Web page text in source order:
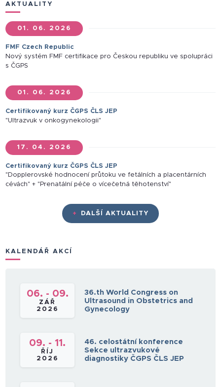
AKTUALITY
01. 06. 2026
FMF Czech Republic
Nový systém FMF certifikace pro Českou republiku ve spolupráci
s ČGPS
01. 06. 2026
Certifikovaný kurz ČGPS ČLS JEP
"Ultrazvuk v onkogynekologii"
17. 04. 2026
Certifikovaný kurz ČGPS ČLS JEP
"Dopplerovské hodnocení průtoku ve fetálních a placentárních
cévách" + "Prenatální péče o vícečetná těhotenství"
+ DALŠÍ AKTUALITY
KALENDÁŘ AKCÍ
06. - 09.
ZÁŘ
2026
36.th World Congress on
Ultrasound in Obstetrics and
Gynecology
09. - 11.
ŘÍJ
2026
46. celostátní konference
Sekce ultrazvukové
diagnostiky ČGPS ČLS JEP